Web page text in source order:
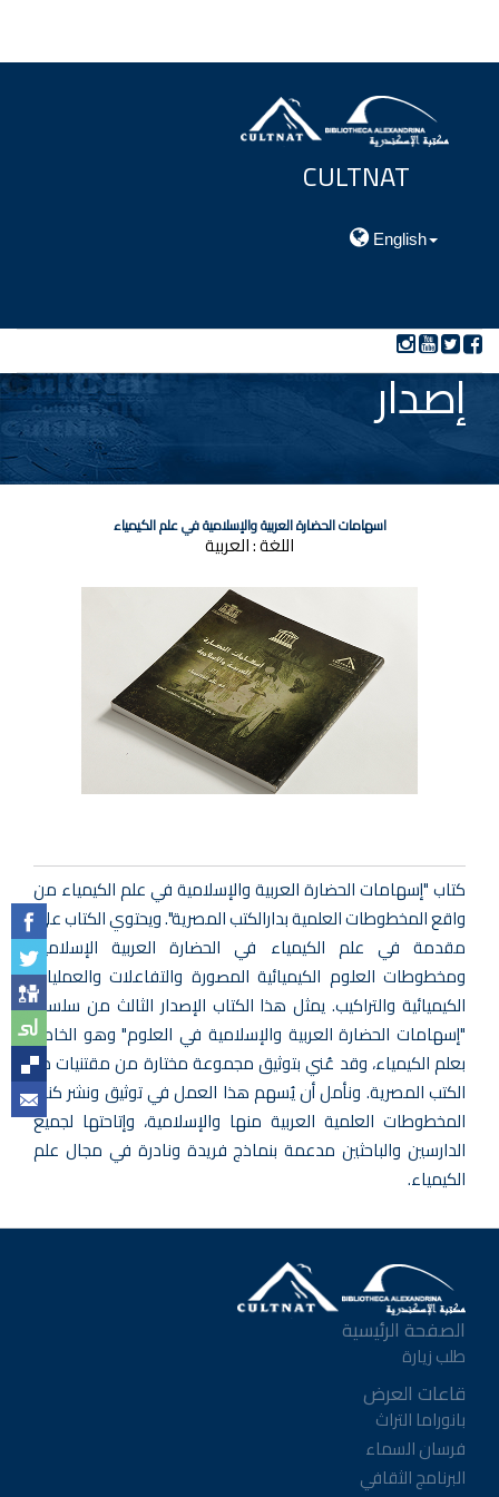
CULTNAT
English
إصدار
اسهامات الحضارة العربية والإسلامية في علم الكيمياء
اللغة :العربية
كتاب "إسهامات الحضارة العربية والإسلامية في علم الكيمياء من
واقع المخطوطات العلمية بدارالكتب المصرية". ويحتوي الكتاب على
مقدمة في علم الكيمياء في الحضارة العربية الإسلامية
ومخطوطات العلوم الكيميائية المصورة والتفاعلات والعمليات
الكيميائية والتراكيب. يمثل هذا الكتاب الإصدار الثالث من سلسلة
"إسهامات الحضارة العربية والإسلامية في العلوم" وهو الخاص
بعلم الكيمياء، وقد عُني بتوثيق مجموعة مختارة من مقتنيات دار
الكتب المصرية. ونأمل أن يُسهم هذا العمل في توثيق ونشر كنوز
المخطوطات العلمية العربية منها والإسلامية، وإتاحتها لجميع
الدارسين والباحثين مدعمة بنماذج فريدة ونادرة في مجال علم
الكيمياء.
الصفحة الرئيسية
طلب زيارة
قاعات العرض
بانوراما التراث
فرسان السماء
البرنامج الثقافي